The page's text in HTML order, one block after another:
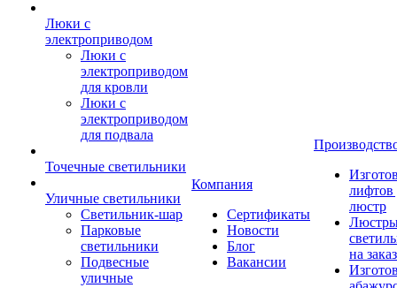
Люки с
электроприводом
Люки с
электроприводом
для кровли
Люки с
электроприводом
для подвала
Точечные светильники
Уличные светильники
Светильник-шар
Парковые
светильники
Подвесные
уличные
Компания
Сертификаты
Новости
Блог
Вакансии
лифтов
люстр
на заказ